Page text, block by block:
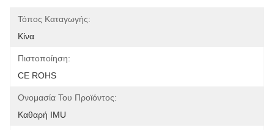
Τόπος Καταγωγής:
Κίνα
Πιστοποίηση:
CE ROHS
Ονομασία Του Προϊόντος:
Καθαρή IMU